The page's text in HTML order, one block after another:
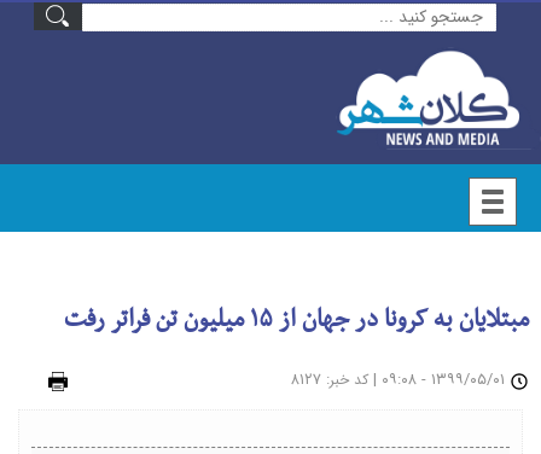
مبتلایان به کرونا در جهان از ۱۵ میلیون تن فراتر رفت
| کد خبر: ۸۱۲۷